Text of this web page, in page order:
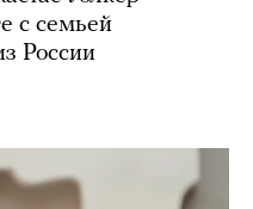
с семьей
России